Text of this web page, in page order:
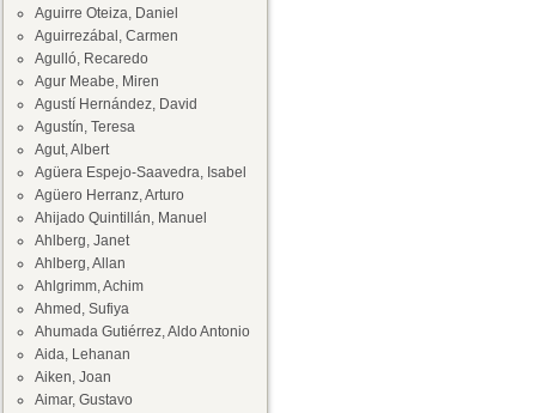
Aguirre Oteiza, Daniel
Aguirrezábal, Carmen
Agulló, Recaredo
Agur Meabe, Miren
Agustí Hernández, David
Agustín, Teresa
Agut, Albert
Agüera Espejo-Saavedra, Isabel
Agüero Herranz, Arturo
Ahijado Quintillán, Manuel
Ahlberg, Janet
Ahlberg, Allan
Ahlgrimm, Achim
Ahmed, Sufiya
Ahumada Gutiérrez, Aldo Antonio
Aida, Lehanan
Aiken, Joan
Aimar, Gustavo